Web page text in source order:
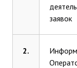
заявок
2.